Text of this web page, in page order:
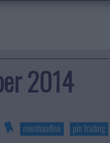
2014
merchandise pin trading